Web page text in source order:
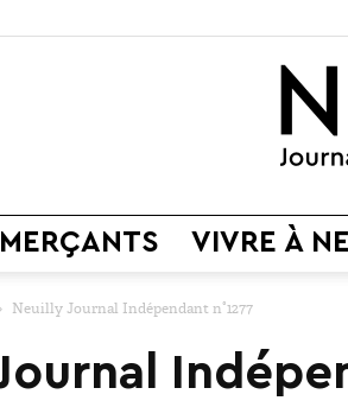
VIVRE À
Neuilly Journal Indépendant n°1277